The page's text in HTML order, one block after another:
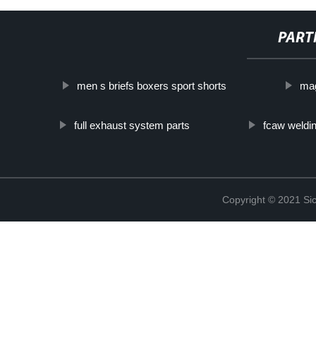
men s briefs boxers sport shorts
full exhaust system parts fcaw
Copyright © 2021